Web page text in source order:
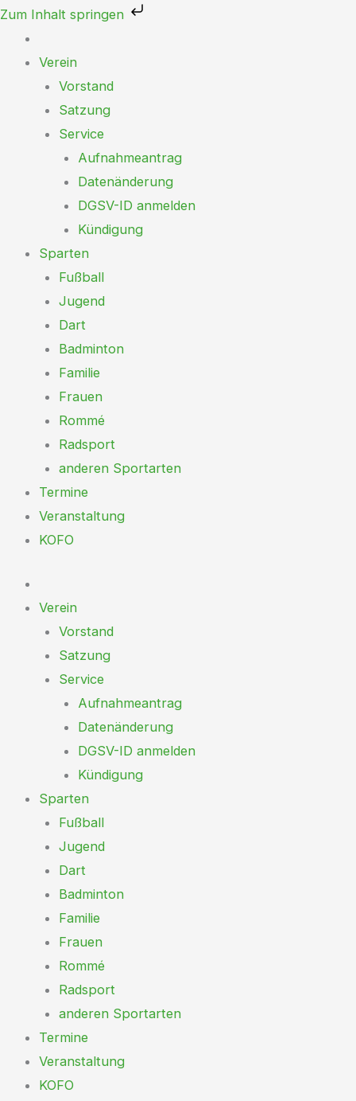
Zum Inhalt springen
Zum
Inhalt
springenVerein
Vorstand
Satzung
Service
Aufnahmeantrag
Datenänderung
DGSV-ID anmelden
Kündigung
Sparten
Fußball
Jugend
Dart
Badminton
Familie
Frauen
Rommé
Radsport
anderen Sportarten
Termine
Veranstaltung
KOFO
Verein
Vorstand
Satzung
Service
Aufnahmeantrag
Datenänderung
DGSV-ID anmelden
Kündigung
Sparten
Fußball
Jugend
Dart
Badminton
Familie
Frauen
Rommé
Radsport
anderen Sportarten
Termine
Veranstaltung
KOFO